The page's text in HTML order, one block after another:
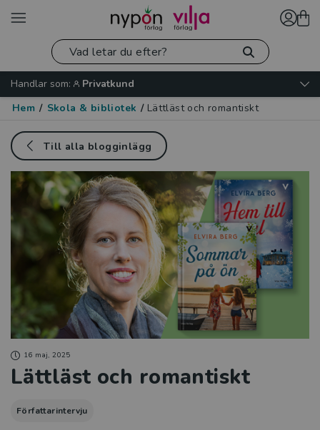
Handlar som:
Privatkund
Hem / Skola & bibliotek / Lättläst och romantiskt
Till alla blogginlägg
16 maj, 2025
Lättläst och romantiskt
Författarintervju